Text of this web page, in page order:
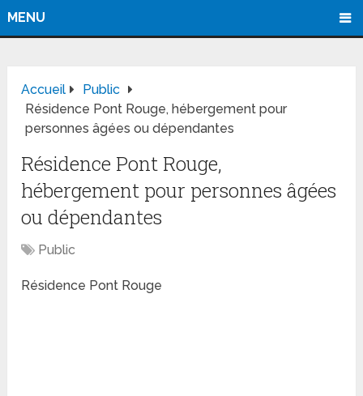
MENU
Accueil
Public
Résidence Pont Rouge, hébergement pour
personnes âgées ou dépendantes
Résidence Pont Rouge,
hébergement pour personnes âgées
ou dépendantes
Public
Résidence Pont Rouge